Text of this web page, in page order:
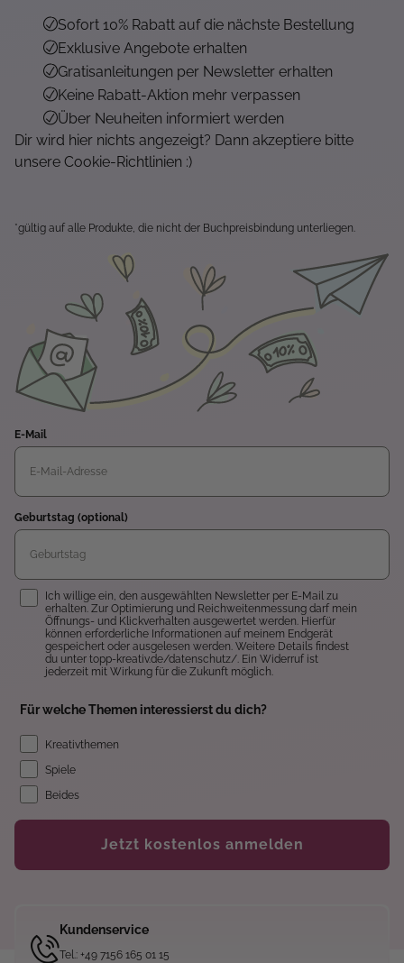
Sofort 10% Rabatt auf die nächste Bestellung
Exklusive Angebote erhalten
Gratisanleitungen per Newsletter erhalten
Keine Rabatt-Aktion mehr verpassen
Über Neuheiten informiert werden
Dir wird hier nichts angezeigt? Dann akzeptiere bitte
unsere Cookie-Richtlinien :)
*gültig auf alle Produkte, die nicht der Buchpreisbindung unterliegen.
E-Mail
Geburtstag (optional)
Einwilligung
Ich willige ein, den ausgewählten Newsletter per E-Mail zu
erhalten. Zur Optimierung und Reichweitenmessung darf mein
Öffnungs- und Klickverhalten ausgewertet werden. Hierfür
können erforderliche Informationen auf meinem Endgerät
gespeichert oder ausgelesen werden. Weitere Details findest
du unter topp-kreativ.de/datenschutz/. Ein Widerruf ist
jederzeit mit Wirkung für die Zukunft möglich.
Für welche Themen interessierst du dich?
Kreativthemen
Spiele
Beides
Jetzt kostenlos anmelden
Kundenservice
Tel.: +49 7156 165 01 15